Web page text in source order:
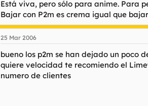
Está viva, pero sólo para anime. Para
Bajar con P2m es crema igual que
25 Mar 2006
bueno los p2m se han dejado un poco
quiere velocidad te recomiendo el
numero de clientes